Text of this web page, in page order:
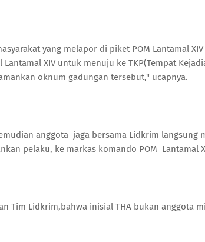
yang melapor di piket POM Lantamal
XIV untuk menuju ke TKP(Tempat
oknum gadungan tersebut," ucapnya.
anggota jaga bersama Lidkrim langsung
pelaku, ke markas komando POM Lantamal
Tim Lidkrim,bahwa inisial THA bukan anggota